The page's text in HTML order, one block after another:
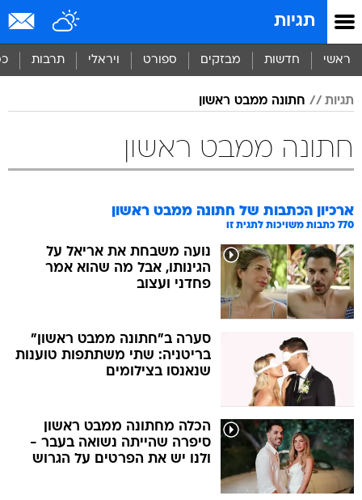
תגיות
ראשי חדשות מבזקים ספורט ויראלי תרבות
תגיות חתונה ממבט ראשון
חתונה ממבט ראשון
ארכיון הכתבות של חתונה ממבט ראשון
770 כתבות משויכות לתגית זו
נועה משבחת את אריאל על
הגינותו, אבל מה שהוא אמר
פחדני ועצוב
סערה ב"חתונה ממבט ראשון"
בריטניה: שתי משתתפות טוענות
שנאנסו בצילומים
הכלה מחתונה ממבט ראשון
סיפרה שהייתה נשואה בעבר -
ולנו יש את הפרטים על הגרוש